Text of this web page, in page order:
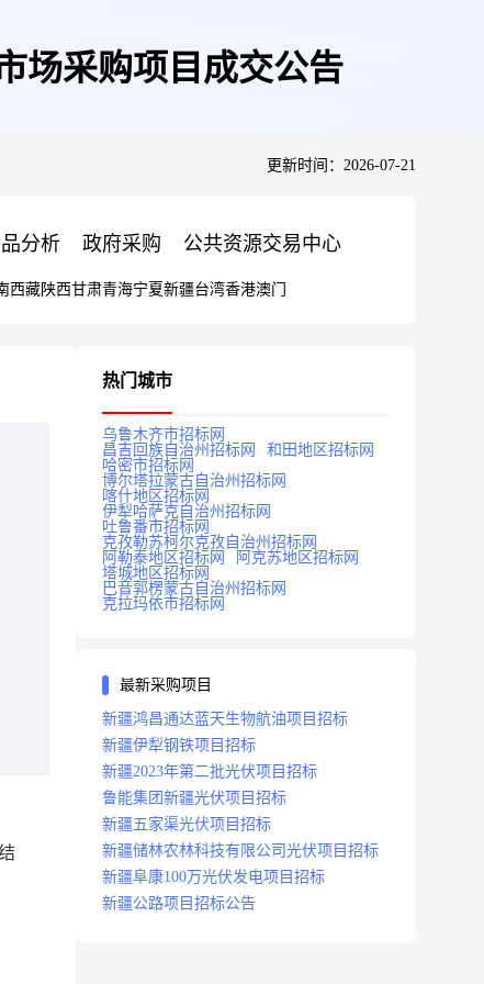
场采购项目成交公告
更新时间：2026-07-21
分析 政府采购 公共资源交易中心
西藏陕西甘肃青海宁夏新疆台湾香港澳门
热门城市
乌鲁木齐市招标网
昌吉回族自治州招标网
和田地区招标网
哈密市招标网
博尔塔拉蒙古自治州招标网
喀什地区招标网
伊犁哈萨克自治州招标网
吐鲁番市招标网
克孜勒苏柯尔克孜自治州招标网
阿勒泰地区招标网
阿克苏地区招标网
塔城地区招标网
巴音郭楞蒙古自治州招标网
克拉玛依市招标网
最新采购项目
新疆鸿昌通达蓝天生物航油项目招标
新疆伊犁钢铁项目招标
新疆2023年第二批光伏项目招标
鲁能集团新疆光伏项目招标
新疆五家渠光伏项目招标
新疆储林农林科技有限公司光伏项目招标
新疆阜康100万光伏发电项目招标
新疆公路项目招标公告